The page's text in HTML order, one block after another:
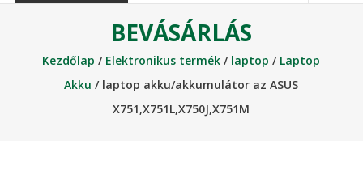
BEVÁSÁRLÁS
Kezdőlap / Elektronikus termék / laptop / Laptop
Akku / laptop akku/akkumulátor az ASUS
X751,X751L,X750J,X751M